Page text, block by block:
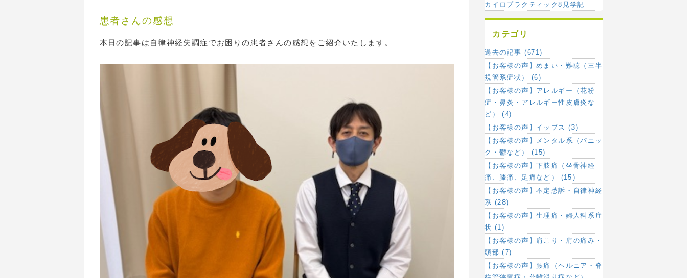
患者さんの感想
本日の記事は自律神経失調症でお困りの患者さんの感想をご紹介いたします。
カイロプラクティック8見学記
カテゴリ
過去の記事 (671)
【お客様の声】めまい・難聴（三半
規管系症状） (6)
【お客様の声】アレルギー（花粉
症・鼻炎・アレルギー性皮膚炎な
ど） (4)
【お客様の声】イップス (3)
【お客様の声】メンタル系（パニッ
ク・鬱など） (15)
【お客様の声】下肢痛（坐骨神経
痛、膝痛、足痛など） (15)
【お客様の声】不定愁訴・自律神経
系 (28)
【お客様の声】生理痛・婦人科系症
状 (1)
【お客様の声】肩こり・肩の痛み・
頭部 (7)
【お客様の声】腰痛（ヘルニア・脊